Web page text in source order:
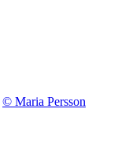
© Maria Persson